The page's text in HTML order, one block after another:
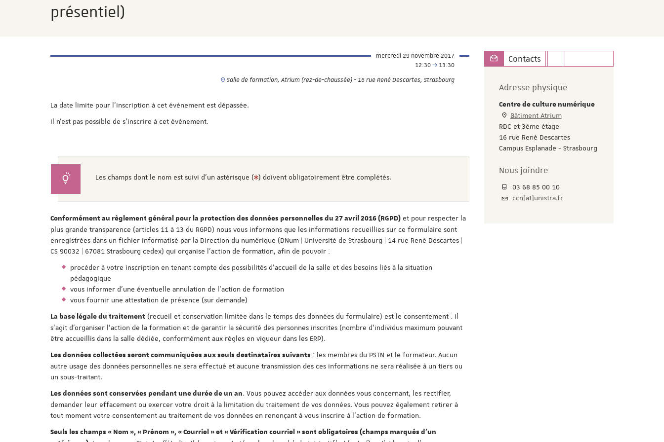
présentiel)
mercredi 29 novembre 2017
12:30
13:30
Salle de formation, Atrium (rez-de-chaussée) - 16 rue René Descartes, Strasbourg
La date limite pour l'inscription à cet évènement est dépassée.
Il n'est pas possible de s'inscrire à cet évènement.
Les champs dont le nom est suivi d'un astérisque ( ) doivent obligatoirement être complétés.
Conformément au règlement général pour la protection des données personnelles du 27 avril 2016 (RGPD) et pour respecter la
plus grande transparence (articles 11 à 13 du RGPD) nous vous informons que les informations recueillies sur ce formulaire sont
enregistrées dans un fichier informatisé par la Direction du numérique (DNum | Université de Strasbourg | 14 rue René Descartes |
CS 90032 | 67081 Strasbourg cedex) qui organise l'action de formation, afin de pouvoir :
procéder à votre inscription en tenant compte des possibilités d'accueil de la salle et des besoins liés à la situation
pédagogique
vous informer d'une éventuelle annulation de l'action de formation
vous fournir une attestation de présence (sur demande)
La base légale du traitement (recueil et conservation limitée dans le temps des données du formulaire) est le consentement : il
s'agit d'organiser l'action de la formation et de garantir la sécurité des personnes inscrites (nombre d'individus maximum pouvant
être accueillis dans la salle dédiée, conformément aux règles en vigueur dans les ERP).
Les données collectées seront communiquées aux seuls destinataires suivants : les membres du PSTN et le formateur. Aucun
autre usage des données personnelles ne sera effectué et aucune transmission des ces informations ne sera réalisée à un tiers ou
un sous-traitant.
Les données sont conservées pendant une durée de un an. Vous pouvez accéder aux données vous concernant, les rectifier,
demander leur effacement ou exercer votre droit à la limitation du traitement de vos données. Vous pouvez également retirer à
tout moment votre consentement au traitement de vos données en renonçant à vous inscrire à l'action de formation.
Seuls les champs « Nom », « Prénom », « Courriel » et « Vérification courriel » sont obligatoires (champs marqués d'un
Contacts
Adresse physique
Centre de culture numérique
Bâtiment Atrium
RDC et 3ème étage
16 rue René Descartes
Campus Esplanade - Strasbourg
Nous joindre
03 68 85 00 10
ccn[at]unistra.fr